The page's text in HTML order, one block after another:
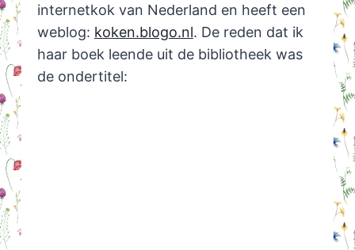
internetkok van Nederland en heeft een
weblog: koken.blogo.nl. De reden dat ik
haar boek leende uit de bibliotheek was
de ondertitel: